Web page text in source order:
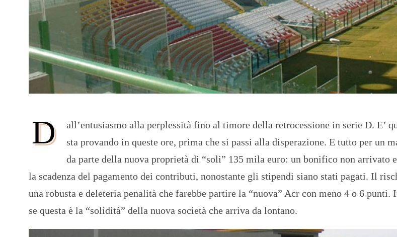
O
R
T
A
G
E
S
T
R
E
O
D
all’entusiasmo alla perplessità fino al timore della retrocessione in serie D. E’
sta provando in queste ore, prima che si passi alla disperazione. E tutto per un
da parte della nuova proprietà di “soli” 135 mila euro: un bonifico non arrivato
la scadenza del pagamento dei contributi, nonostante gli stipendi siano stati pagati. Il
una robusta e deleteria penalità che farebbe partire la “nuova” Acr con meno 4 o 6 punti.
se questa è la “solidità” della nuova società che arriva da lontano.